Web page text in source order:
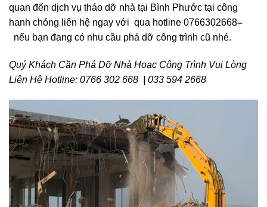
quan đến dịch vụ tháo dỡ nhà tại Bình Phước tại công
hanh chóng liên hệ ngay với qua hotline 0766302668–
nếu bạn đang có nhu cầu phá dỡ công trình cũ nhé.
Quý Khách Cần Phá Dỡ Nhà Hoạc Công Trình Vui Lòng
Liên Hệ Hotline: 0766 302 668 | 033 594 2668